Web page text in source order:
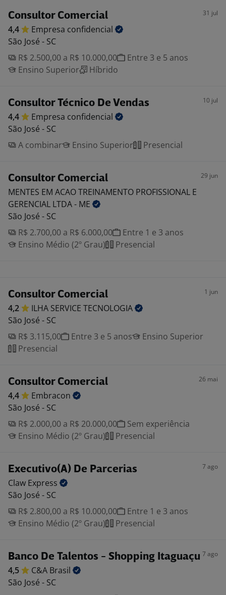
Consultor Comercial 31 jul
4,4 Empresa confidencial
São José - SC
R$ 2.500,00 a R$ 10.000,00
Entre 3 e 5 anos
Ensino Superior
Híbrido
Consultor Técnico De Vendas 10 jul
4,4 Empresa confidencial
São José - SC
A combinar
Ensino Superior Presencial
Consultor Comercial 29 jun
MENTES EM ACAO TREINAMENTO PROFISSIONAL E
GERENCIAL LTDA - ME
São José - SC
R$ 2.700,00 a R$ 6.000,00
Entre 1 e 3 anos
Ensino Médio (2º Grau)
Presencial
Consultor Comercial 1 jun
4,2 ILHA SERVICE TECNOLOGIA
São José - SC
R$ 3.115,00
Entre 3 e 5 anos
Ensino Superior
Presencial
Consultor Comercial 26 mai
4,4
Embracon
São José - SC
R$ 2.000,00 a R$ 20.000,00
Sem experiência
Ensino Médio (2º Grau)
Presencial
Executivo(A) De Parcerias 7 ago
Claw Express
São José - SC
R$ 2.800,00 a R$ 10.000,00
Entre 1 e 3 anos
Ensino Médio (2º Grau)
Presencial
Banco De Talentos - Shopping Itaguaçu 7 ago
4,5 C&A Brasil
São José - SC